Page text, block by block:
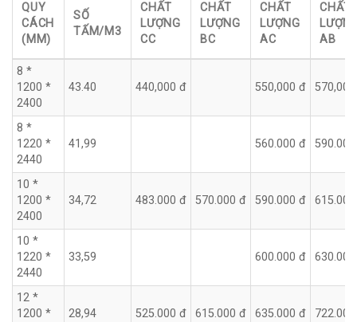
QUY
CÁCH
(MM)
SỐ
TẤM/M3
CHẤT
LƯỢNG
CC
CHẤT
LƯỢNG
BC
CHẤT
LƯỢNG
AC
CHẤT
AB
8 *
1200 *
2400
43.40 440,000 đ 550,000 đ
8 *
1220 *
2440
41,99 560.000 đ
10 *
1200 *
2400
34,72 483.000 đ 570.000 đ 590.000 đ
10 *
1220 *
2440
33,59 600.000 đ
12 *
1200 *
28,94 525.000 đ 615.000 đ 635.000 đ